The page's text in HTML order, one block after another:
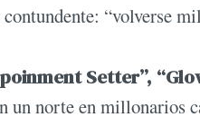
contundente: “volverse
Setter”,
un norte en millonarios